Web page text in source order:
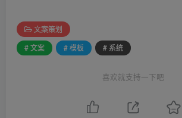
文案策划
# 文案
# 模板 # 系统
喜欢就支持一下吧